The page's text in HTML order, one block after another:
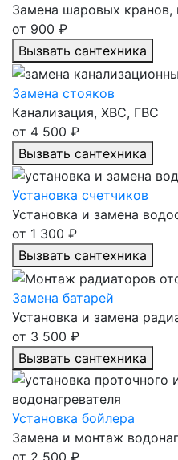
Замена шаровых кранов,
от 900 ₽
Вызвать сантехника
Замена стояков
Канализация, ХВС, ГВС
от 4 500 ₽
Вызвать сантехника
Установка счетчиков
Установка и замена
от 1 300 ₽
Вызвать сантехника
Замена батарей
Установка и замена
от 3 500 ₽
Вызвать сантехника
Установка бойлера
Замена и монтаж
от 2 500 ₽